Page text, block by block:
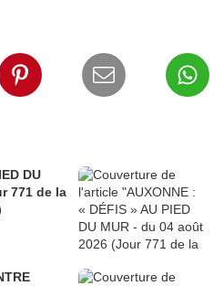
DU
771 de la